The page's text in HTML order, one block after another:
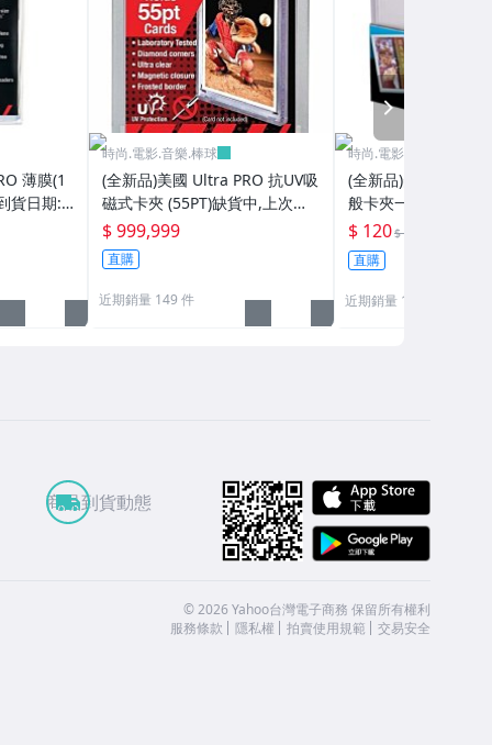
薄膜(1
貨日期:2
時尚.電影.音樂.棒球
(全新品)美國 Ultra PRO 抗UV吸
磁式卡夾 (55PT)缺貨中,上次到
貨日期:2024/6/13已再到貨
$ 999,999
直購
近期銷量 149 件
時尚.電影.音樂.棒球
(全新品)美國 Ultra
般卡夾一包(25個/包
再到貨
$ 120$ 150
直購
近期銷量 119 件
商品到貨動態
©2026 Yahoo台灣電子商務 保留所有權利
服務條款
隱私權 拍賣使用規範 交易安全